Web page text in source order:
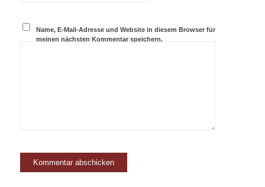
Name, E-Mail-Adresse und Website in diesem Browser für
meinen nächsten Kommentar speichern.